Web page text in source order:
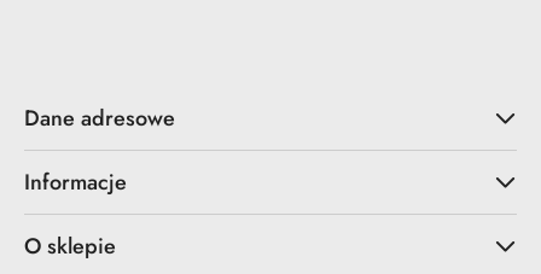
Dane adresowe
Informacje
O sklepie